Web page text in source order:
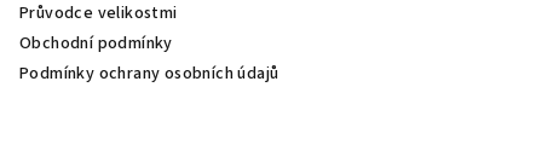
Průvodce velikostmi
Obchodní podmínky
Podmínky ochrany osobních údajů